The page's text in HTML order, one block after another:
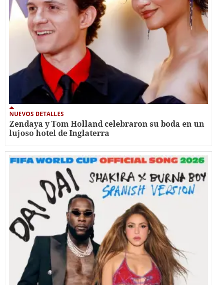
NUEVOS DETALLES
Zendaya y Tom Holland celebraron su boda en un
lujoso hotel de Inglaterra